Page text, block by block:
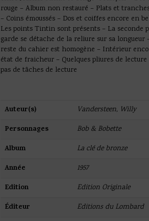
rouge – Album non restauré – Plats et
– Coins émoussés – Dos et coiffes encore en
Les points Tintin sont présents – La seconde
garde se détache de la reliure sur sa longueur
reste du cahier est homogène – Intérieur
état de fraicheur – Quelques pliures de lecture
pas de tâches de lecture
Auteur(s) Vandersteen, Willy
Personnages Bob & Bobette
Album La clé de bronze
Année 1957
Edition Edition Originale
Éditeur Editions du Lombard